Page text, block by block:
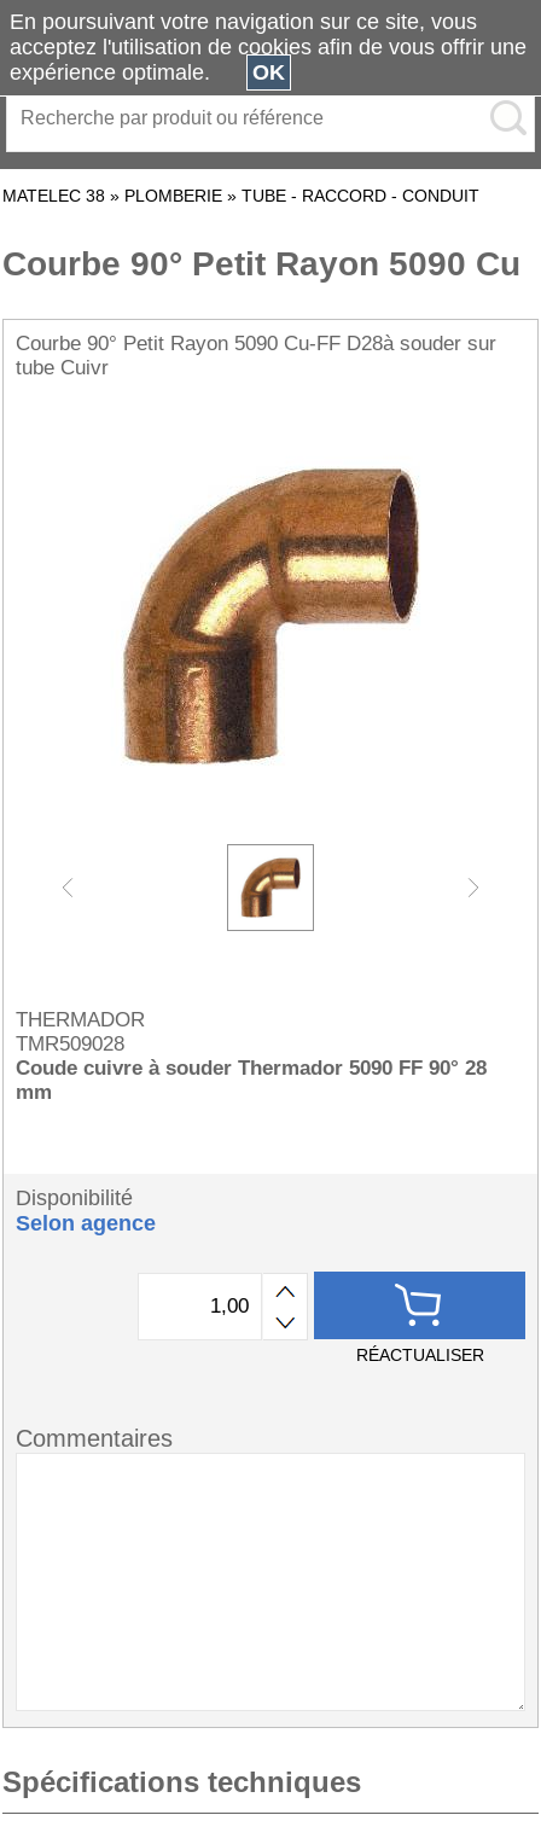
MATELEC 38 » PLOMBERIE » TUBE - RACCORD - CONDUIT
Courbe 90° Petit Rayon 5090 Cu
Courbe 90° Petit Rayon 5090 Cu-FF D28à souder sur
tube Cuivr
THERMADOR
TMR509028
Coude cuivre à souder Thermador 5090 FF 90° 28
mm
Disponibilité
Selon agence
RÉACTUALISER
Commentaires
Spécifications techniques
En poursuivant votre navigation sur ce site, vous
acceptez l'utilisation de cookies afin de vous offrir une
expérience optimale.
OK